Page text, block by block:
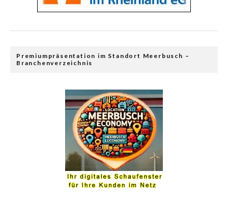
Premiumpräsentation im Standort Meerbusch –
Branchenverzeichnis